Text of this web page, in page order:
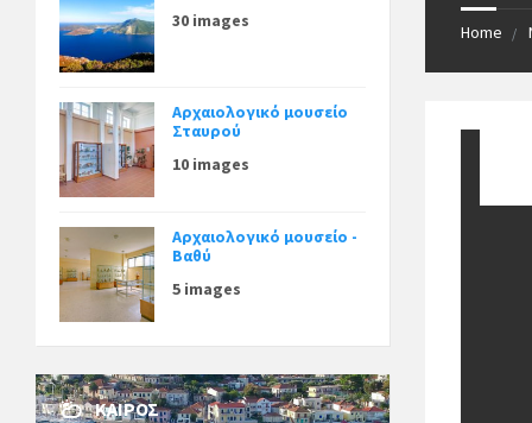
Home
30 images
Αρχαιολογικό μουσείο
Σταυρού
10 images
Αρχαιολογικό μουσείο -
Βαθύ
5 images
ΚΑΙΡΌΣ